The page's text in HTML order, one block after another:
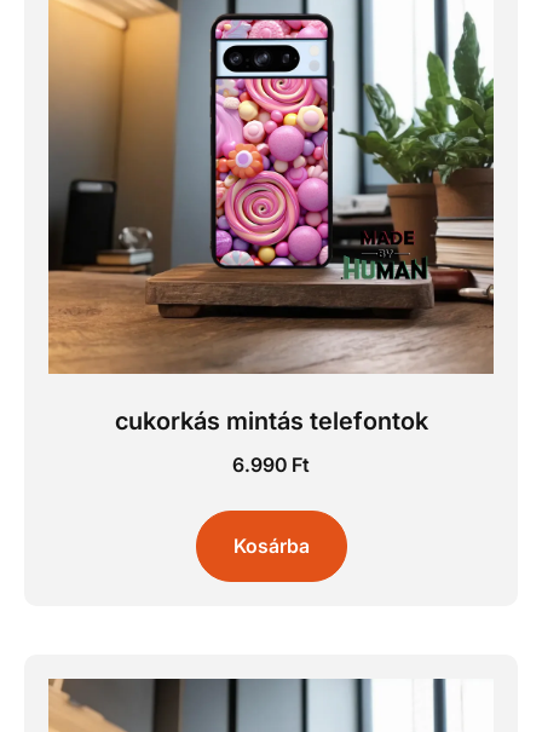
cukorkás mintás telefontok
6.990 Ft
Kosárba